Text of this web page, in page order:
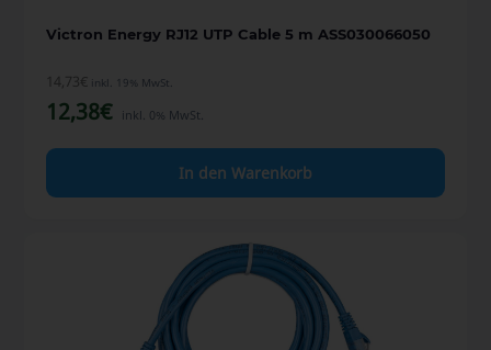
Victron Energy RJ12 UTP Cable 5 m ASS030066050
14,73€ inkl. 19% MwSt.
12,38€ inkl. 0% MwSt.
In den Warenkorb